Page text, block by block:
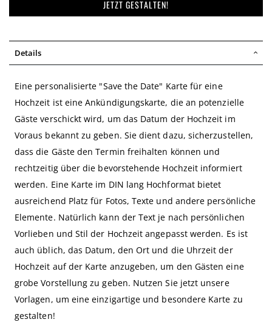
JETZT GESTALTEN!
Details
Eine personalisierte "Save the Date" Karte für eine
Hochzeit ist eine Ankündigungskarte, die an potenzielle
Gäste verschickt wird, um das Datum der Hochzeit im
Voraus bekannt zu geben. Sie dient dazu, sicherzustellen,
dass die Gäste den Termin freihalten können und
rechtzeitig über die bevorstehende Hochzeit informiert
werden. Eine Karte im DIN lang Hochformat bietet
ausreichend Platz für Fotos, Texte und andere persönliche
Elemente. Natürlich kann der Text je nach persönlichen
Vorlieben und Stil der Hochzeit angepasst werden. Es ist
auch üblich, das Datum, den Ort und die Uhrzeit der
Hochzeit auf der Karte anzugeben, um den Gästen eine
grobe Vorstellung zu geben. Nutzen Sie jetzt unsere
Vorlagen, um eine einzigartige und besondere Karte zu
gestalten!